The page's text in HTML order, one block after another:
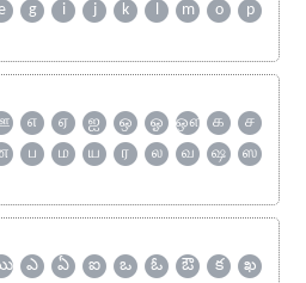
g i j k l m o
p
எ ஏ ஐ ஒ ஓ ஔ க
ச
ப ம ய ர ல வ ஷ
ஸ
ఎ ఏ ఐ ఒ ఓ ఔ క
ఖ